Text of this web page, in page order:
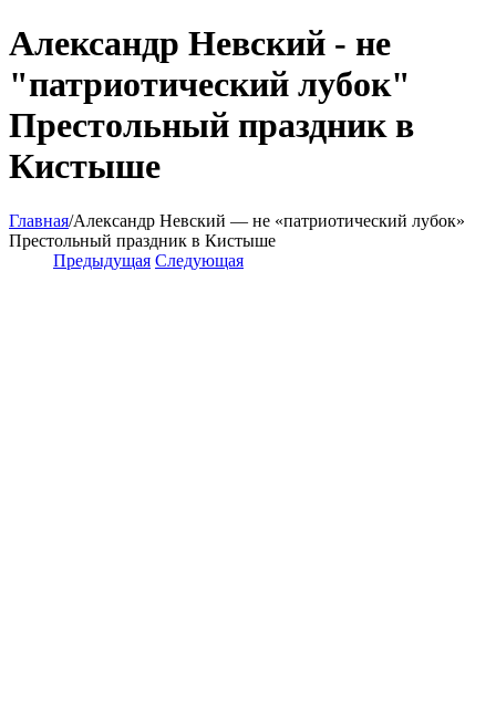
Александр Невский - не
"патриотический лубок"
Престольный праздник в
Кистыше
Главная/Александр Невский — не «патриотический лубок»
Престольный праздник в Кистыше
Предыдущая Следующая